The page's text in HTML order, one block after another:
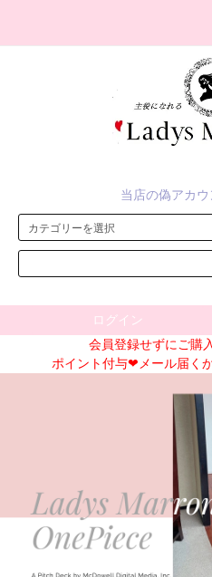
当店の偽アカ
ログイン
会員登録せずにご購
ポイント付与❤メール届く